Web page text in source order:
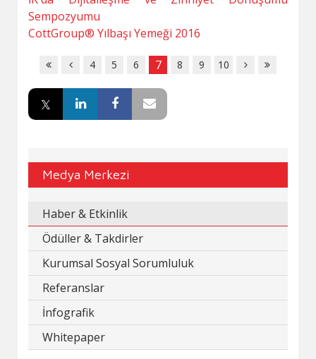
Sempozyumu
CottGroup® Yılbaşı Yemeği 2016
4 5 6 7 8 9 10
Medya Merkezi
Haber & Etkinlik
Ödüller & Takdirler
Kurumsal Sosyal Sorumluluk
Referanslar
İnfografik
Whitepaper